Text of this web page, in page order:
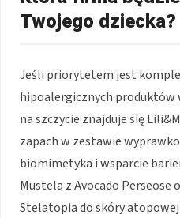
Twojego dziecka?
Jeśli priorytetem jest
hipoalergicznych produktów
na szczycie znajduje się
zapach w zestawie
biomimetyka i wsparcie
Mustela z Avocado
Stelatopia do skóry